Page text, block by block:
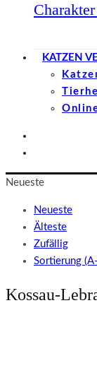
KATZEN
Neueste
Neueste
Älteste
Zufällig
Sortierung
Kossau-